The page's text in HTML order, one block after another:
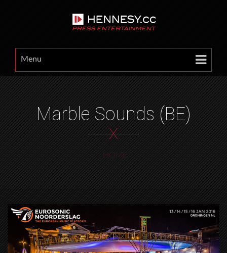
Menu
Marble Sounds (BE)
X
HOME